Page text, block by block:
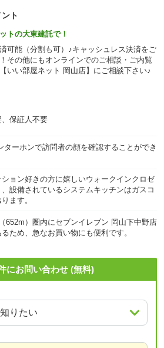
ト
トの大東建託で！
可能（分割も可）♪キャッシュレス決済をご
その他にもオンラインでのご相談・ご内覧
いい部屋ネット 岡山店】にご相談下さい♪
保証人不要
ターホンで訪問者の顔を確認することができ
ョン好きの方に嬉しいウォークインクロゼ
設備されているシステムキッチンはガスコ
ます。
652m）圏内にセブンイレブン 岡山下中野店
るため、急なお買い物にも便利です。
にお問い合わせ (無料)